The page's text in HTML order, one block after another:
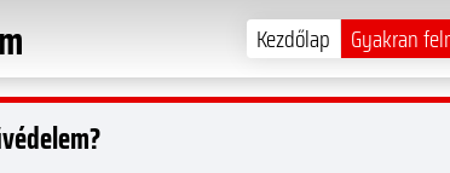
Kezdőlap Gyakran